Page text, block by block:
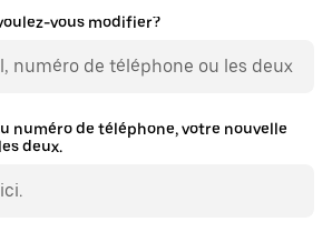
vous modifier?
numéro de téléphone, votre nouvelle
deux.